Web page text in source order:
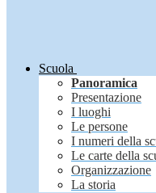
Scuola
Panoramica
Presentazione
I luoghi
Le persone
I numeri della
Le carte della
Organizzazione
La storia